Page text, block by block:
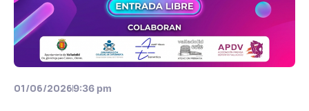
01/06/20269:36 pm